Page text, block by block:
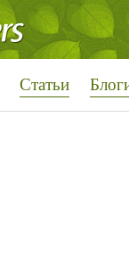
Статьи